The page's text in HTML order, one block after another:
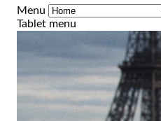
Menu
Tablet menu